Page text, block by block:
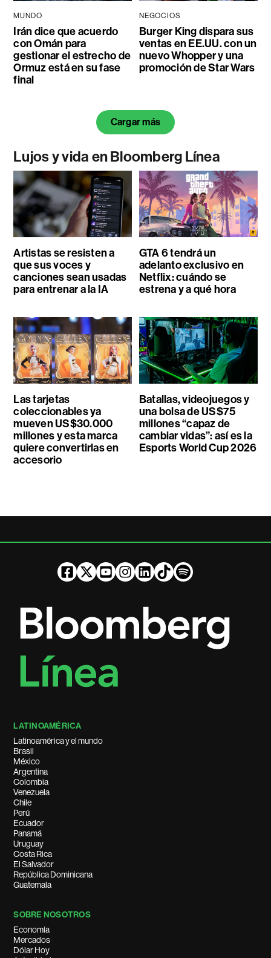
MUNDO
Irán dice que acuerdo
con Omán para
gestionar el estrecho de
Ormuz está en su fase
final
NEGOCIOS
Burger King dispara sus
ventas en EE.UU. con un
nuevo Whopper y una
promoción de Star Wars
Cargar más
Lujos y vida en Bloomberg Línea
Artistas se resisten a
que sus voces y
canciones sean usadas
para entrenar a la IA
GTA 6 tendrá un
adelanto exclusivo en
Netflix: cuándo se
estrena y a qué hora
Las tarjetas
coleccionables ya
mueven US$30.000
millones y esta marca
quiere convertirlas en
accesorio
Batallas, videojuegos y
una bolsa de US$75
millones “capaz de
cambiar vidas”: así es la
Esports World Cup 2026
LATINOAMÉRICA
Latinoamérica y el mundo
Brasil
México
Argentina
Colombia
Venezuela
Chile
Perú
Ecuador
Panamá
Uruguay
Costa Rica
El Salvador
República Dominicana
Guatemala
SOBRE NOSOTROS
Economía
Mercados
Dólar Hoy